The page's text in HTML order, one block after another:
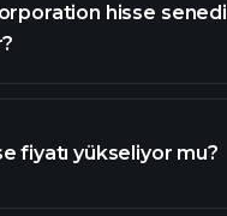
gelişmiş grafik
hisse senedi
fiyatı yükseliyor mu?